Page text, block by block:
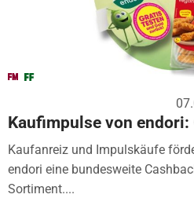
Kaufimpulse von endori:
Kaufanreiz und Impulskäufe
endori eine bundesweite
Sortiment....